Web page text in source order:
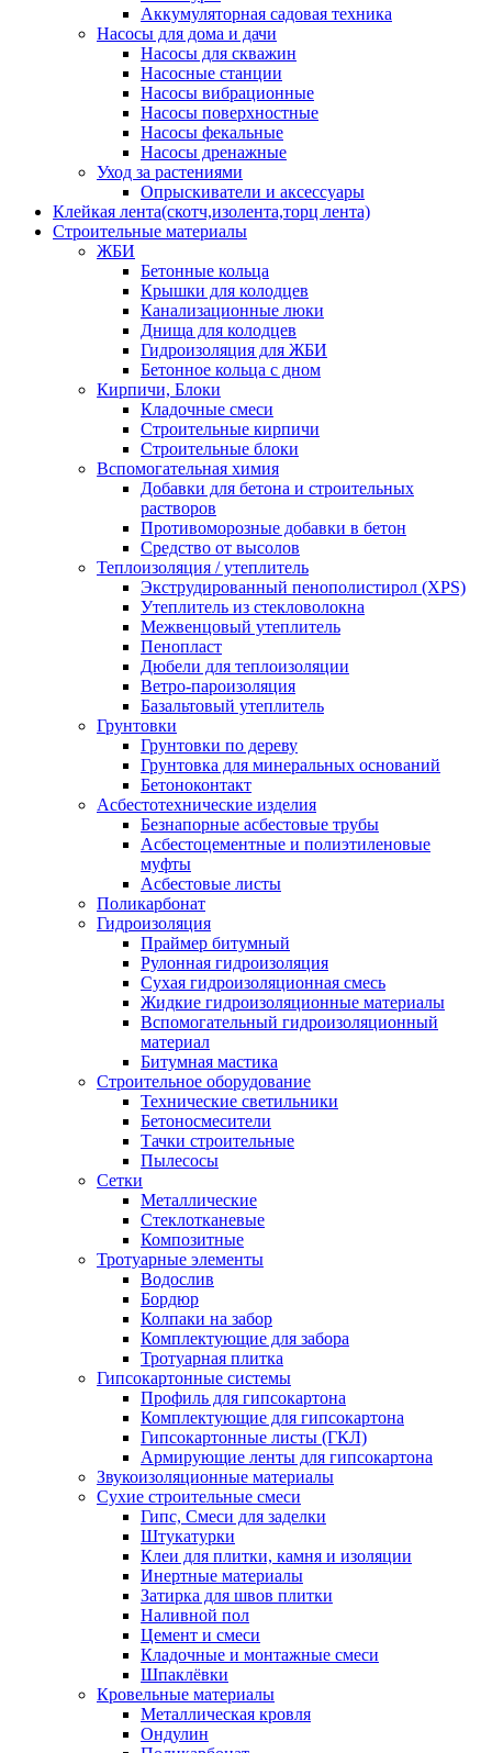
Аккумуляторная садовая техника
Насосы для дома и дачи
Насосы для скважин
Насосные станции
Насосы вибрационные
Насосы поверхностные
Насосы фекальные
Насосы дренажные
Уход за растениями
Опрыскиватели и аксессуары
Клейкая лента(скотч,изолента,торц лента)
Строительные материалы
ЖБИ
Бетонные кольца
Крышки для колодцев
Канализационные люки
Днища для колодцев
Гидроизоляция для ЖБИ
Бетонное кольца с дном
Кирпичи, Блоки
Кладочные смеси
Строительные кирпичи
Строительные блоки
Вспомогательная химия
Добавки для бетона и строительных
растворов
Противоморозные добавки в бетон
Средство от высолов
Теплоизоляция / утеплитель
Экструдированный пенополистирол (XPS)
Утеплитель из стекловолокна
Межвенцовый утеплитель
Пенопласт
Дюбели для теплоизоляции
Ветро-пароизоляция
Базальтовый утеплитель
Грунтовки
Грунтовки по дереву
Грунтовка для минеральных оснований
Бетоноконтакт
Асбестотехнические изделия
Безнапорные асбестовые трубы
Асбестоцементные и полиэтиленовые
муфты
Асбестовые листы
Поликарбонат
Гидроизоляция
Праймер битумный
Рулонная гидроизоляция
Сухая гидроизоляционная смесь
Жидкие гидроизоляционные материалы
Вспомогательный гидроизоляционный
материал
Битумная мастика
Строительное оборудование
Технические светильники
Бетоносмесители
Тачки строительные
Пылесосы
Сетки
Металлические
Стеклотканевые
Композитные
Тротуарные элементы
Водослив
Бордюр
Колпаки на забор
Комплектующие для забора
Тротуарная плитка
Гипсокартонные системы
Профиль для гипсокартона
Комплектующие для гипсокартона
Гипсокартонные листы (ГКЛ)
Армирующие ленты для гипсокартона
Звукоизоляционные материалы
Сухие строительные смеси
Гипс, Смеси для заделки
Штукатурки
Клеи для плитки, камня и изоляции
Инертные материалы
Затирка для швов плитки
Наливной пол
Цемент и смеси
Кладочные и монтажные смеси
Шпаклёвки
Кровельные материалы
Металлическая кровля
Ондулин